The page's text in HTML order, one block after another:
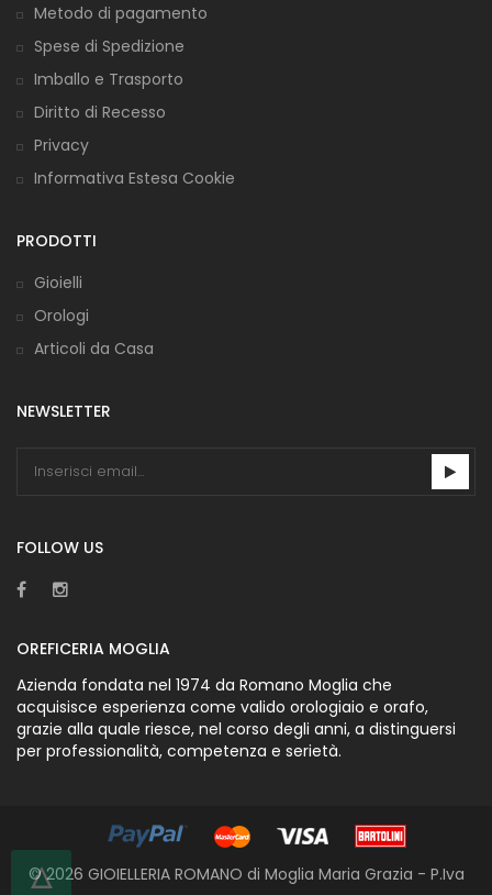
Metodo di pagamento
Spese di Spedizione
Imballo e Trasporto
Diritto di Recesso
Privacy
Informativa Estesa Cookie
PRODOTTI
Gioielli
Orologi
Articoli da Casa
NEWSLETTER
FOLLOW US
OREFICERIA MOGLIA
Azienda fondata nel 1974 da Romano Moglia che
acquisisce esperienza come valido orologiaio e orafo,
grazie alla quale riesce, nel corso degli anni, a distinguersi
per professionalità, competenza e serietà.
© 2026 GIOIELLERIA ROMANO di Moglia Maria Grazia - P.Iva